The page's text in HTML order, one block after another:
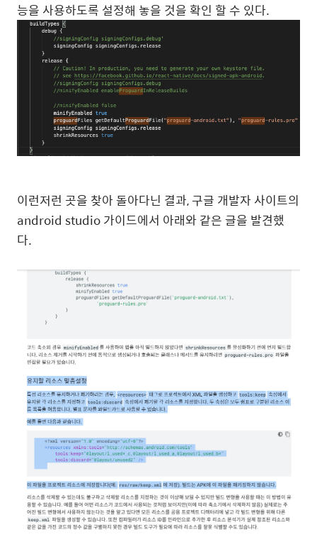
능을 사용하도록 설정해 놓을 것을 확인 할 수 있다.
이런저런 곳을 찾아 돌아다닌 결과, 구글 개발자 사이트의
android studio 가이드에서 아래와 같은 글을 발견했
다.